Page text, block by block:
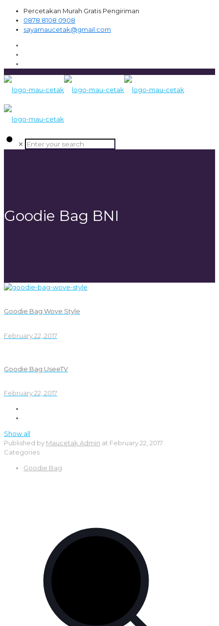
Percetakan Murah Gratis Pengiriman
0878 8108 0908
sayamaucetak@gmail.com
✕
Goodie Bag BNI
Goodie Bag Wove Style
February 22, 2017
Goodie Bag UseeTV
February 22, 2017
Show all
Published by Maucetak Admin at February 22, 2017
Categories
Goodie Bag